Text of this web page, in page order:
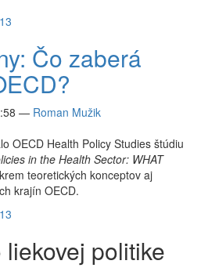
Čo zaberá
— Roman Mužik
OECD Health Policy Studies štúdiu
in the Health Sector: WHAT
teoretických konceptov aj
krajín OECD.
politike